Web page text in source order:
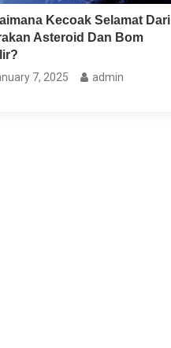
Kecoak Selamat Dari
Asteroid Dan Bom
7, 2025 admin